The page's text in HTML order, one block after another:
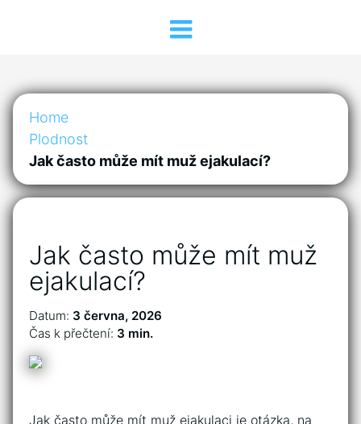
Home
Plodnost
Jak často může mít muž ejakulací?
Jak často může mít muž
ejakulací?
Datum: 3 června, 2026
Čas k přečtení: 3 min.
Jak často může mít muž ejakulaci je otázka, na